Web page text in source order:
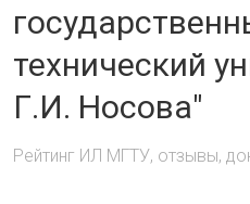
технический
Г.И. Носова"
Рейтинг ИЛ МГТУ, отзывы,